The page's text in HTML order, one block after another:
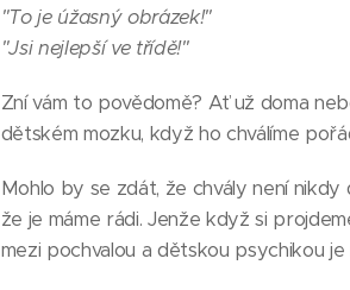
"To je úžasný obrázek!"
"Jsi nejlepší ve třídě!"
Zní vám to povědomě? Ať už doma
dětském mozku, když ho chválíme
Mohlo by se zdát, že chvály není
že je máme rádi. Jenže když si
mezi pochvalou a dětskou psychikou